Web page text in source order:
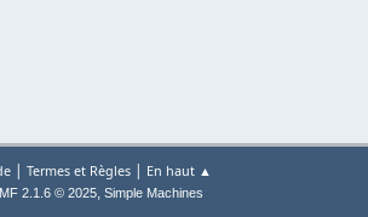
| Termes et Règles| En haut ▲
2.1.6 © 2025, Simple Machines